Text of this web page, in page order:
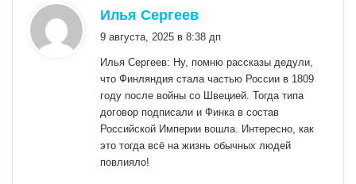
Илья Сергеев
9 августа, 2025 в 8:38 дп
Илья Сергеев: Ну, помню рассказы дедули,
что Финляндия стала частью России в 1809
году после войны со Швецией. Тогда типа
договор подписали и Финка в состав
Российской Империи вошла. Интересно, как
это тогда всё на жизнь обычных людей
повлияло!